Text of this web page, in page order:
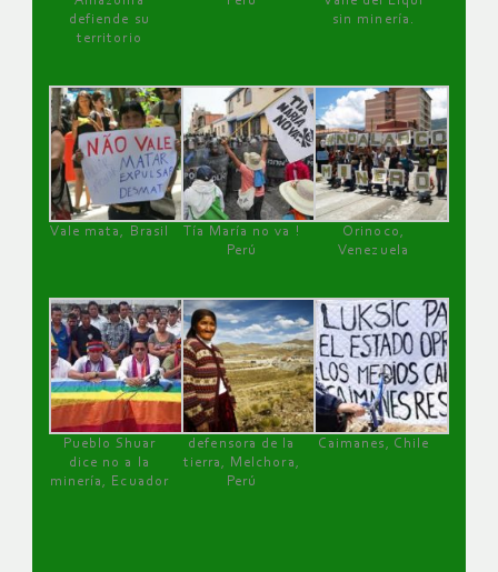
defiende su
territorio
sin minería.
Vale mata, Brasil
Tía María no va !
Perú
Orinoco,
Venezuela
Pueblo Shuar
dice no a la
minería, Ecuador
defensora de la
tierra, Melchora,
Perú
Caimanes, Chile